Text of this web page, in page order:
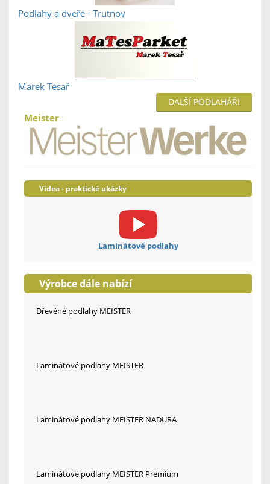
Podlahy a dveře - Trutnov
Marek Tesař
DALŠÍ PODLAHÁŘI
Meister
Videa - praktické ukázky
Laminátové podlahy
Výrobce dále nabízí
Dřevěné podlahy MEISTER
Laminátové podlahy MEISTER
Laminátové podlahy MEISTER NADURA
Laminátové podlahy MEISTER Premium